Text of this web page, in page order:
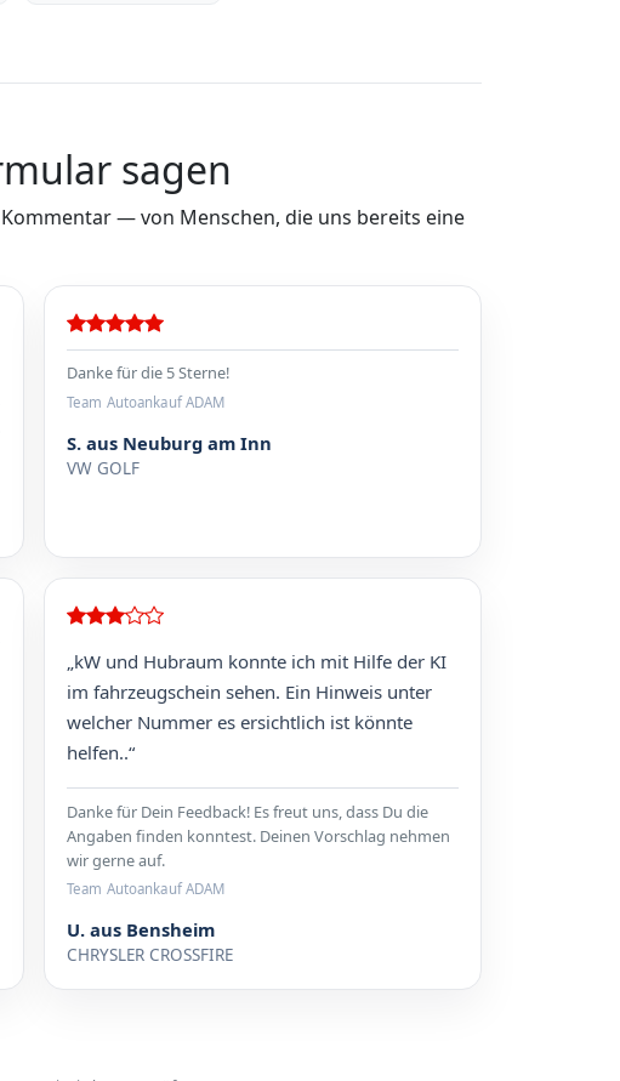
sagen
— von Menschen, die uns bereits eine
Danke für die 5 Sterne!
Team Autoankauf ADAM
S. aus Neuburg am Inn
VW GOLF
„kW und Hubraum konnte ich mit Hilfe der KI
im fahrzeugschein sehen. Ein Hinweis unter
welcher Nummer es ersichtlich ist könnte
helfen..“
Danke für Dein Feedback! Es freut uns, dass Du die
Angaben finden konntest. Deinen Vorschlag nehmen
wir gerne auf.
Team Autoankauf ADAM
U. aus Bensheim
CHRYSLER CROSSFIRE